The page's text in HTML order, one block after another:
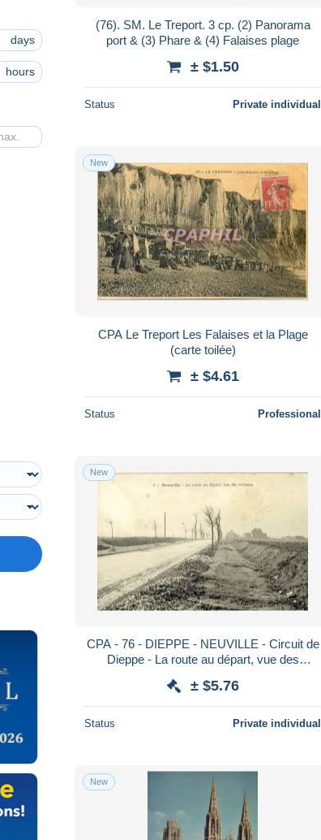
547
6,651
1,082
2,472
5,154
4,050
561
1,325
116,004
10,830
12,272
2,874
4,144
566
days
hours
(76). SM. Le Treport. 3 cp. (2) Panorama
port & (3) Phare & (4) Falaises plage
± $1.50
Status Private individual
New
CPA Le Treport Les Falaises et la Plage
(carte toilée)
± $4.61
Status Professional
New
CPA - 76 - DIEPPE - NEUVILLE - Circuit de
Dieppe - La route au départ, vue des
± $5.76
Status Private individual
New